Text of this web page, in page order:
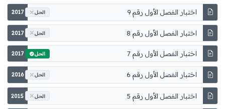
اختبار الفصل الأول رقم 9 2017 الحل
اختبار الفصل الأول رقم 8 2017 الحل
اختبار الفصل الأول رقم 7 2017 الحل
اختبار الفصل الأول رقم 6 2016 الحل
اختبار الفصل الأول رقم 5 2015 الحل